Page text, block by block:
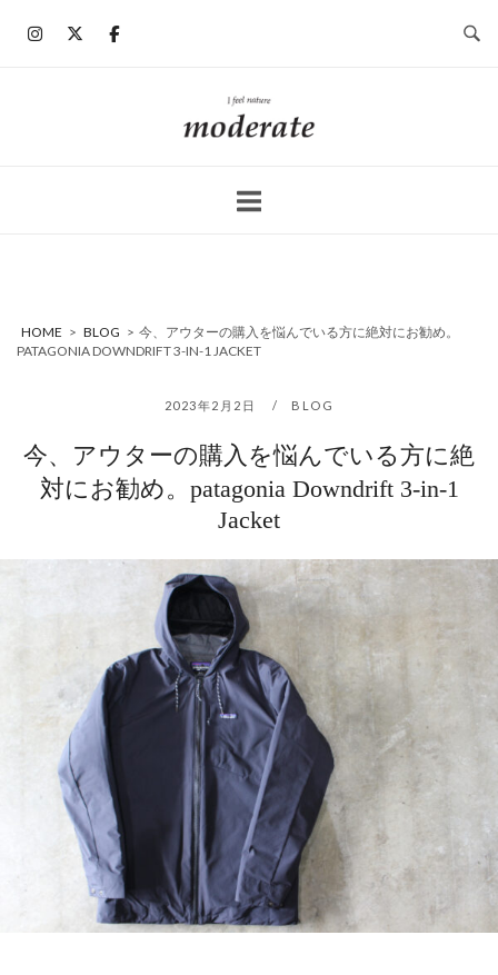
ホ
ー
HOME > BLOG > 今、アウターの購入を悩んでいる方に絶対にお勧め。
PATAGONIA DOWNDRIFT 3-IN-1 JACKET
2023年2月2日 BLOG
今、アウターの購入を悩んでいる方に絶
対にお勧め。patagonia Downdrift 3-in-1
Jacket